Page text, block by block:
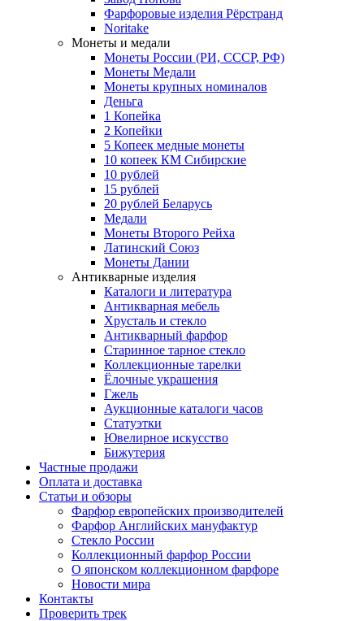
Фарфоровые изделия Рёрстранд
Noritake
Монеты и медали
Монеты России (РИ, СССР, РФ)
Монеты Медали
Монеты крупных номиналов
Деньга
1 Копейка
2 Копейки
5 Копеек медные монеты
10 копеек КМ Сибирские
10 рублей
15 рублей
20 рублей Беларусь
Медали
Монеты Второго Рейха
Латинский Союз
Монеты Дании
Антикварные изделия
Каталоги и литература
Антикварная мебель
Хрусталь и стекло
Антикварный фарфор
Старинное тарное стекло
Коллекционные тарелки
Ёлочные украшения
Гжель
Аукционные каталоги часов
Статуэтки
Ювелирное искусство
Бижутерия
Частные продажи
Оплата и доставка
Статьи и обзоры
Фарфор европейских производителей
Фарфор Английских мануфактур
Стекло России
Коллекционный фарфор России
О японском коллекционном фарфоре
Новости мира
Контакты
Проверить трек